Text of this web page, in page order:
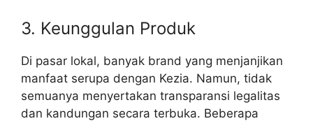
3. Keunggulan Produk
Di pasar lokal, banyak brand yang menjanjikan
manfaat serupa dengan Kezia. Namun, tidak
semuanya menyertakan transparansi legalitas
dan kandungan secara terbuka. Beberapa